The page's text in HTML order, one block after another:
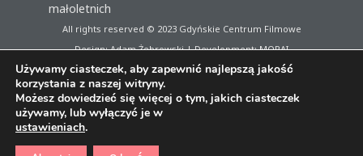
małoletnich
All rights reserved © 2023Gdyńskie Centrum Filmowe
Design: Adam Żebrowski | Development:MORAI
Używamy ciasteczek, aby zapewnić najlepszą jakość
korzystania z naszej witryny.
Możesz dowiedzieć się więcej o tym, jakich ciasteczek
używamy, lub wyłączyć je w
ustawieniach.